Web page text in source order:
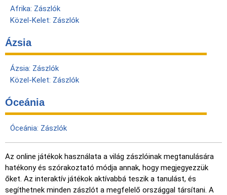
Afrika: Zászlók
Közel-Kelet: Zászlók
Ázsia
Ázsia: Zászlók
Közel-Kelet: Zászlók
Óceánia
Óceánia: Zászlók
Az online játékok használata a világ zászlóinak megtanulására
hatékony és szórakoztató módja annak, hogy megjegyezzük
őket. Az interaktív játékok aktívabbá teszik a tanulást, és
segíthetnek minden zászlót a megfelelő országgal társítani. A